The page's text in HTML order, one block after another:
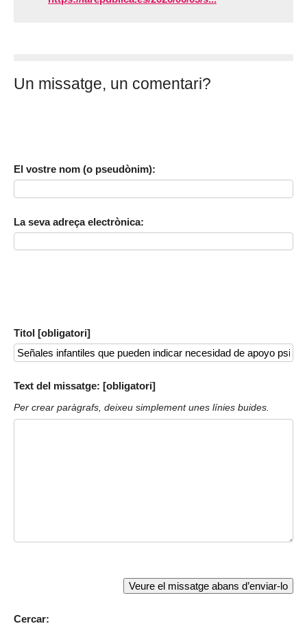
Un missatge, un comentari?
El vostre nom (o pseudònim):
La seva adreça electrònica:
Titol [obligatori]
Text del missatge: [obligatori]
Per crear paràgrafs, deixeu simplement unes línies buides.
Cercar: